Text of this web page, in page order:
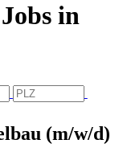
in
(m/w/d)